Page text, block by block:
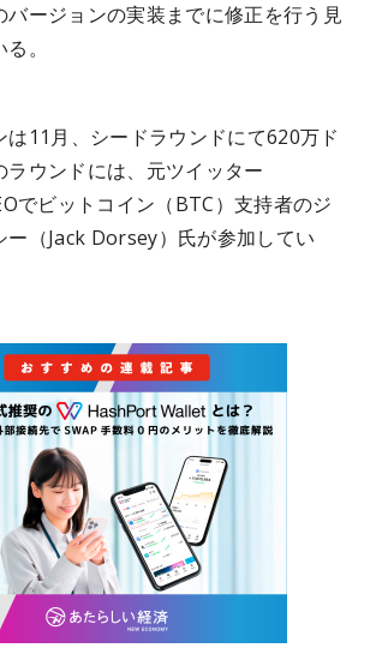
バージョンの実装までに修正を行う見
。
は11月、シードラウンドにて620万ド
ラウンドには、元ツイッター
でビットコイン（BTC）支持者のジ
ー（Jack Dorsey）氏が参加してい